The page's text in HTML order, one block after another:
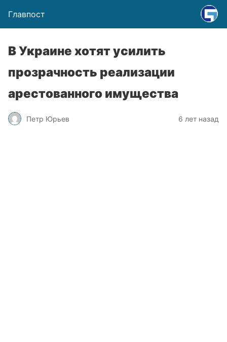
Главпост
В Украине хотят усилить
прозрачность реализации
арестованного имущества
Петр Юрьев 6 лет назад